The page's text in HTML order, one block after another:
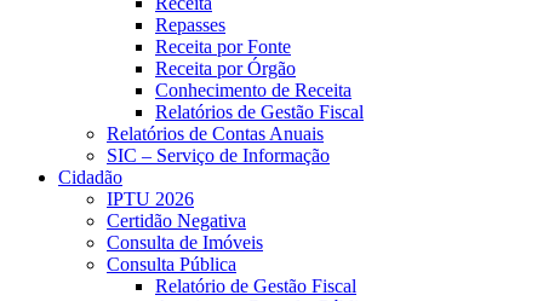
Repasses
Receita por Fonte
Receita por Órgão
Conhecimento de Receita
Relatórios de Gestão Fiscal
Relatórios de Contas Anuais
SIC – Serviço de Informação
Cidadão
IPTU 2026
Certidão Negativa
Consulta de Imóveis
Consulta Pública
Relatório de Gestão Fiscal